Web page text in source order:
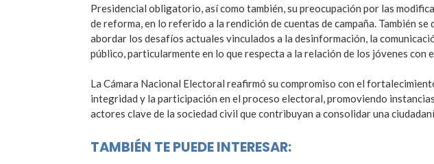
Presidencial obligatorio, así como también, su preocupación por las
de reforma, en lo referido a la rendición de cuentas de campaña. También
abordar los desafíos actuales vinculados a la desinformación, la
público, particularmente en lo que respecta a la relación de los jóvenes con
La Cámara Nacional Electoral reafirmó su compromiso con el
integridad y la participación en el proceso electoral, promoviendo
actores clave de la sociedad civil que contribuyan a consolidar una
TAMBIÉN TE PUEDE INTERESAR: